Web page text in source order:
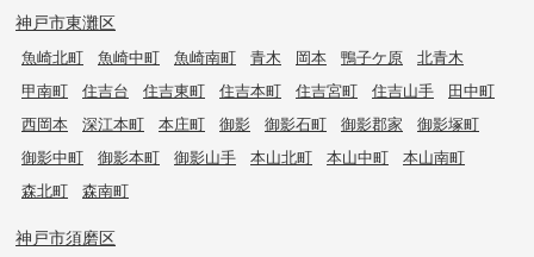
神戸市東灘区
魚崎北町 魚崎中町 魚崎南町 青木 岡本 鴨子ケ原
北青木
甲南町
住吉台 住吉東町 住吉本町 住吉宮町 住吉山手
田中町
西岡本
深江本町 本庄町 御影 御影石町 御影郡家
御影塚町
御影中町
御影本町 御影山手 本山北町 本山中町
本山南町
森北町
森南町
神戸市須磨区